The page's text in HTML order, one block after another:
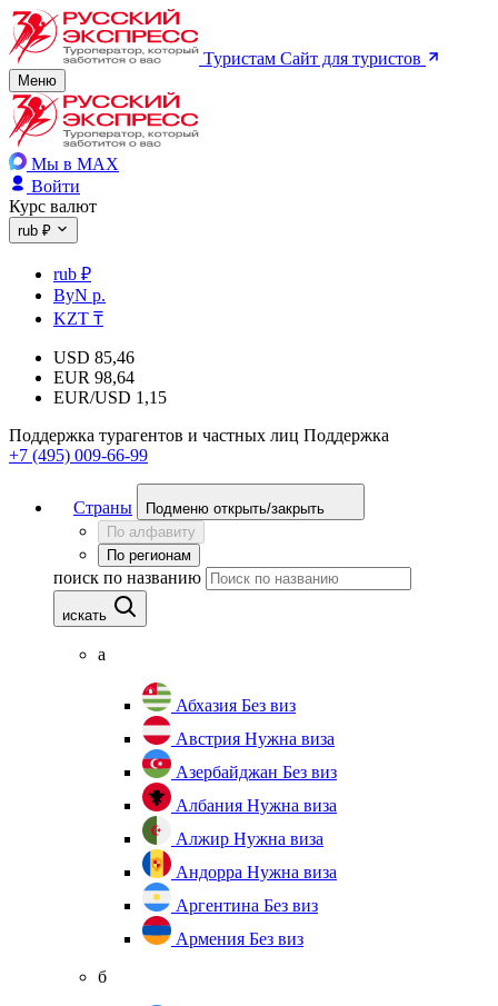
Туристам Сайт для туристов
Меню
Мы в MAX
Войти
Курс валют
rub ₽
rub ₽
ByN р.
KZT ₸
USD 85,46
EUR 98,64
EUR/USD 1,15
Поддержка турагентов и частных лиц Поддержка
+7 (495) 009-66-99
Страны
Подменю открыть/закрыть
По алфавиту
По регионам
поиск по названию
искать
а
Абхазия Без виз
Австрия Нужна виза
Азербайджан Без виз
Албания Нужна виза
Алжир Нужна виза
Андорра Нужна виза
Аргентина Без виз
Армения Без виз
б